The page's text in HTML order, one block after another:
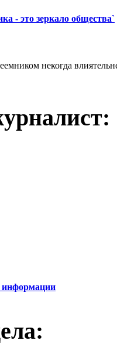
- это зеркало общества`
некогда
информации